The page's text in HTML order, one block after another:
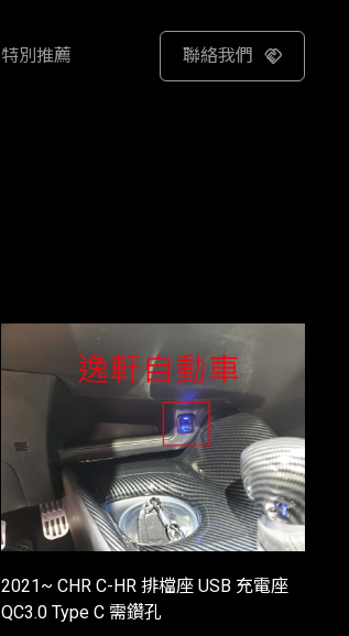
特別推薦 聯絡我們
2021~ CHR C-HR 排檔座 USB 充電座
QC3.0 Type C 需鑽孔